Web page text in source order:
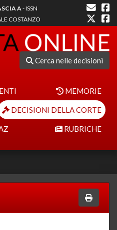
A- ISSN
COSTANZO
Cerca nelle decisioni
MEMORIE
DECISIONI DELLA CORTE
RUBRICHE